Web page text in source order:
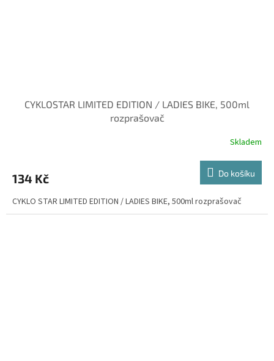
CYKLOSTAR LIMITED EDITION / LADIES BIKE, 500ml
rozprašovač
Skladem
134 Kč Do košíku
CYKLO STAR LIMITED EDITION / LADIES BIKE, 500ml rozprašovač